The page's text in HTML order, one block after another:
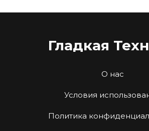
Гладкая
О нас
Условия
Политика